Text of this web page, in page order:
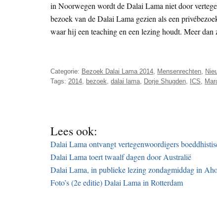
in Noorwegen wordt de Dalai Lama niet door
bezoek van de Dalai Lama gezien als een
waar hij een teaching en een lezing houdt. Meer
Categorie: Bezoek Dalai Lama 2014, Mensenrechten,
Tags: 2014, bezoek, dalai lama, Dorje Shugden, ICS,
Lees ook:
Dalai Lama ontvangt vertegenwoordigers
Dalai Lama toert twaalf dagen door Australië
Dalai Lama, in publieke lezing zondagmiddag in
Foto’s (2e editie) Dalai Lama in Rotterdam